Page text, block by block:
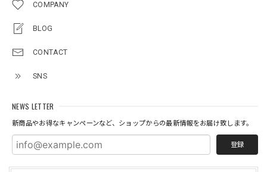
COMPANY
BLOG
CONTACT
SNS
NEWS LETTER
新商品やお得なキャンペーンなど、ショップからの最新情報をお届け致します。
登録